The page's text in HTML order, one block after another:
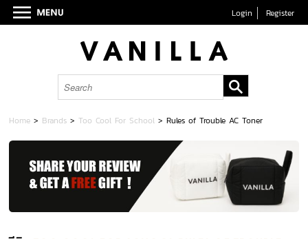
Login Register
Home > Brands >Too Cool For School >Rules of Trouble AC Toner